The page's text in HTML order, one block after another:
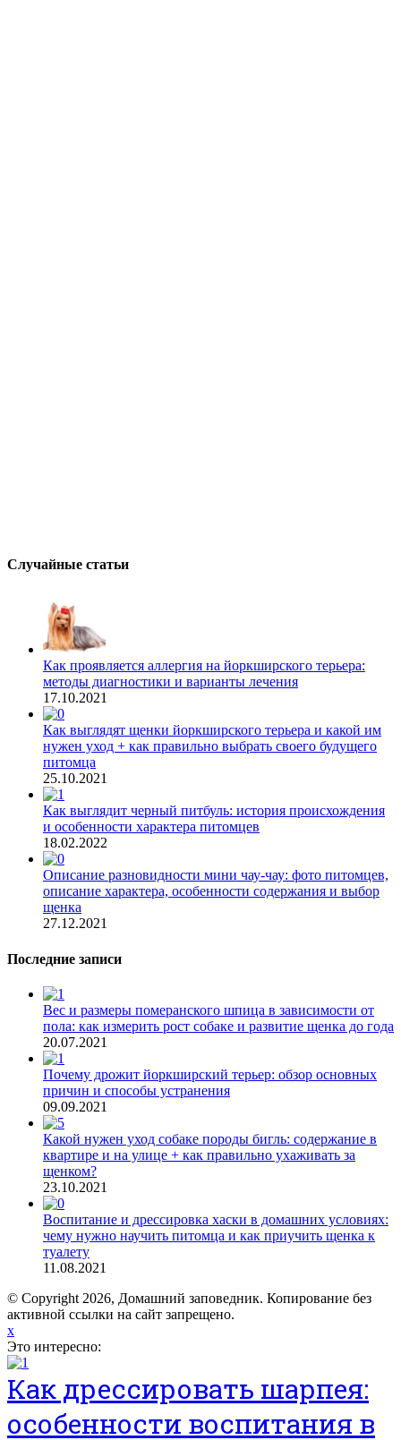
Случайные статьи
Как проявляется аллергия на йоркширского терьера:
методы диагностики и варианты лечения
17.10.2021
Как выглядят щенки йоркширского терьера и какой им
нужен уход + как правильно выбрать своего будущего
питомца
25.10.2021
Как выглядит черный питбуль: история происхождения
и особенности характера питомцев
18.02.2022
Описание разновидности мини чау-чау: фото питомцев,
описание характера, особенности содержания и выбор
щенка
27.12.2021
Последние записи
Вес и размеры померанского шпица в зависимости от
пола: как измерить рост собаке и развитие щенка до года
20.07.2021
Почему дрожит йоркширский терьер: обзор основных
причин и способы устранения
09.09.2021
Какой нужен уход собаке породы бигль: содержание в
квартире и на улице + как правильно ухаживать за
щенком?
23.10.2021
Воспитание и дрессировка хаски в домашних условиях:
чему нужно научить питомца и как приучить щенка к
туалету
11.08.2021
© Copyright 2026, Домашний заповедник. Копирование без
активной ссылки на сайт запрещено.
x
Это интересно:
Как дрессировать шарпея:
особенности воспитания в